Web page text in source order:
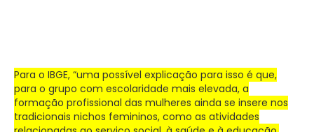
Para o IBGE, “uma possível explicação para isso é que,
para o grupo com escolaridade mais elevada, a
formação profissional das mulheres ainda se insere nos
tradicionais nichos femininos, como as atividades